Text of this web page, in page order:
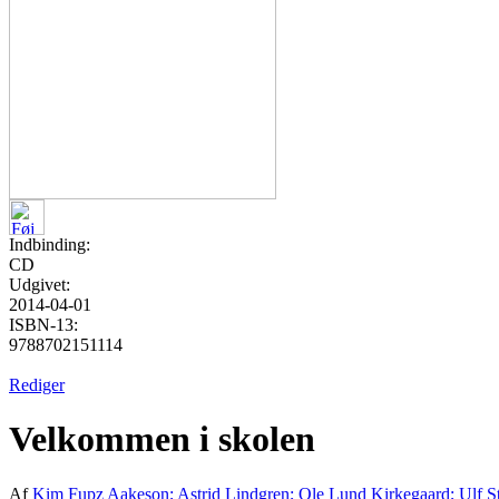
Indbinding:
CD
Udgivet:
2014-04-01
ISBN-13:
9788702151114
Rediger
Velkommen i skolen
AfKim Fupz Aakeson; Astrid Lindgren; Ole Lund Kirkegaard; Ulf